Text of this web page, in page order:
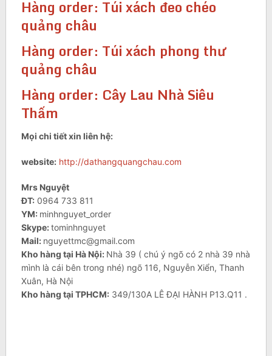
Hàng order: Túi xách đeo chéo
quảng châu
Hàng order: Túi xách phong thư
quảng châu
Hàng order: Cây Lau Nhà Siêu
Thấm
Mọi chi tiết xin liên hệ:
website: http://dathangquangchau.com
Mrs Nguyệt
ĐT:0964 733 811
YM: minhnguyet_order
Skype:tominhnguyet
Mail: nguyettmc@gmail.com
Kho hàng tại Hà Nội: Nhà 39 ( chú ý ngõ có 2 nhà 39 nhà
mình là cái bên trong nhé) ngõ 116, Nguyễn Xiển, Thanh
Xuân, Hà Nội
Kho hàng tại TPHCM:349/130A LÊ ĐẠI HÀNH P13.Q11 .